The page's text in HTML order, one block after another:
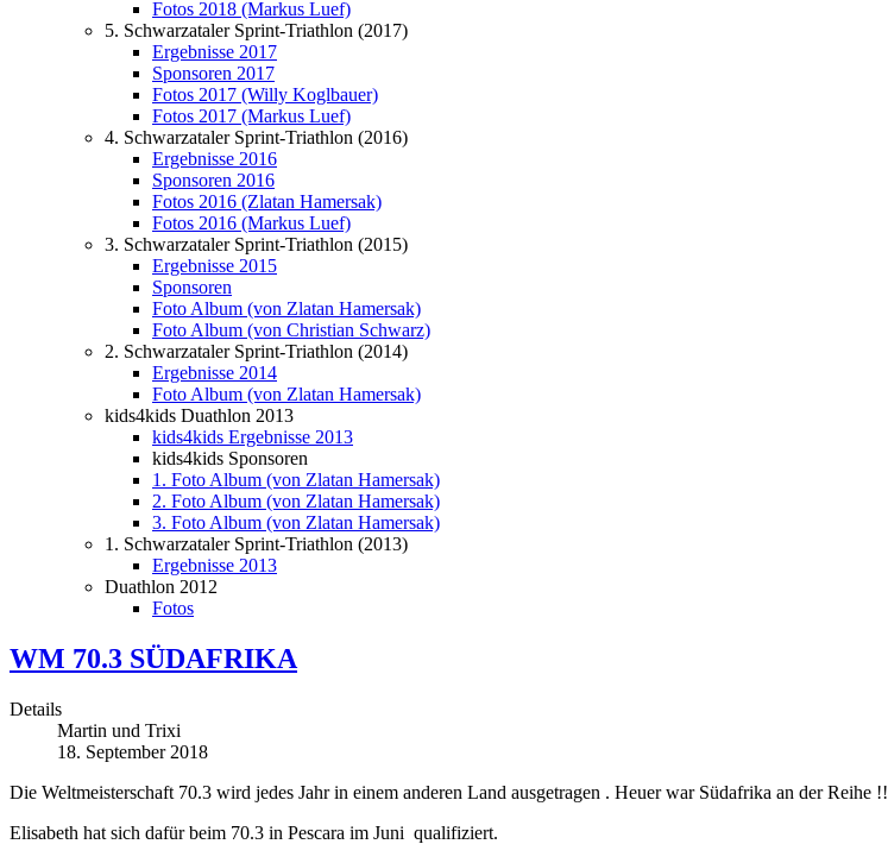
Fotos 2018 (Markus Luef)
5. Schwarzataler Sprint-Triathlon (2017)
Ergebnisse 2017
Sponsoren 2017
Fotos 2017 (Willy Koglbauer)
Fotos 2017 (Markus Luef)
4. Schwarzataler Sprint-Triathlon (2016)
Ergebnisse 2016
Sponsoren 2016
Fotos 2016 (Zlatan Hamersak)
Fotos 2016 (Markus Luef)
3. Schwarzataler Sprint-Triathlon (2015)
Ergebnisse 2015
Sponsoren
Foto Album (von Zlatan Hamersak)
Foto Album (von Christian Schwarz)
2. Schwarzataler Sprint-Triathlon (2014)
Ergebnisse 2014
Foto Album (von Zlatan Hamersak)
kids4kids Duathlon 2013
kids4kids Ergebnisse 2013
kids4kids Sponsoren
1. Foto Album (von Zlatan Hamersak)
2. Foto Album (von Zlatan Hamersak)
3. Foto Album (von Zlatan Hamersak)
1. Schwarzataler Sprint-Triathlon (2013)
Ergebnisse 2013
Duathlon 2012
Fotos
WM 70.3 SÜDAFRIKA
Details
Martin und Trixi
18. September 2018
Die Weltmeisterschaft 70.3 wird jedes Jahr in einem anderen Land ausgetragen . Heuer war Südafrika an der Reihe !!
Elisabeth hat sich dafür beim 70.3 in Pescara im Juni qualifiziert.